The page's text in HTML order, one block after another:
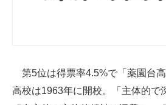
第5位は得票率4.5%で「薬園台
高校は1963年に開校。「主体的で